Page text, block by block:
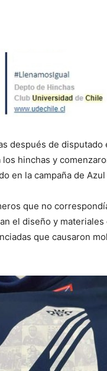
después de
los hinchas y
en la campaña de Azul
que no
el diseño y
que causaron